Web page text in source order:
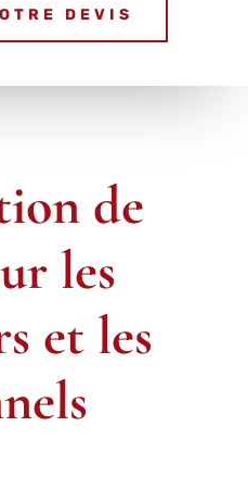
DEVIS
de
les
et les